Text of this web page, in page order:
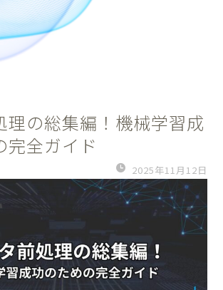
理の総集編！機械学習成
完全ガイド
2025年11月12日